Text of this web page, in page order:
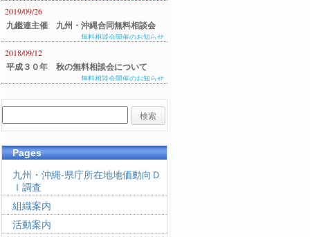
2019/09/26
九鑑連主催 九州・沖縄合同無料相談会
のご案内
無料相談会開催のお知らせ
2018/09/12
平成３０年 秋の無料相談会について
無料相談会開催のお知らせ
Pages
九州・沖縄-県庁所在地地価動向Ｄ
Ｉ調査
組織案内
活動案内